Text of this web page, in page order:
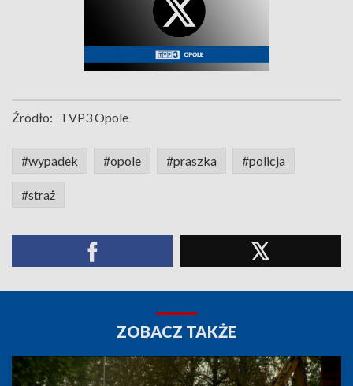
Źródło: TVP3 Opole
#wypadek #opole #praszka #policja
#straż
ZOBACZ TAKŻE